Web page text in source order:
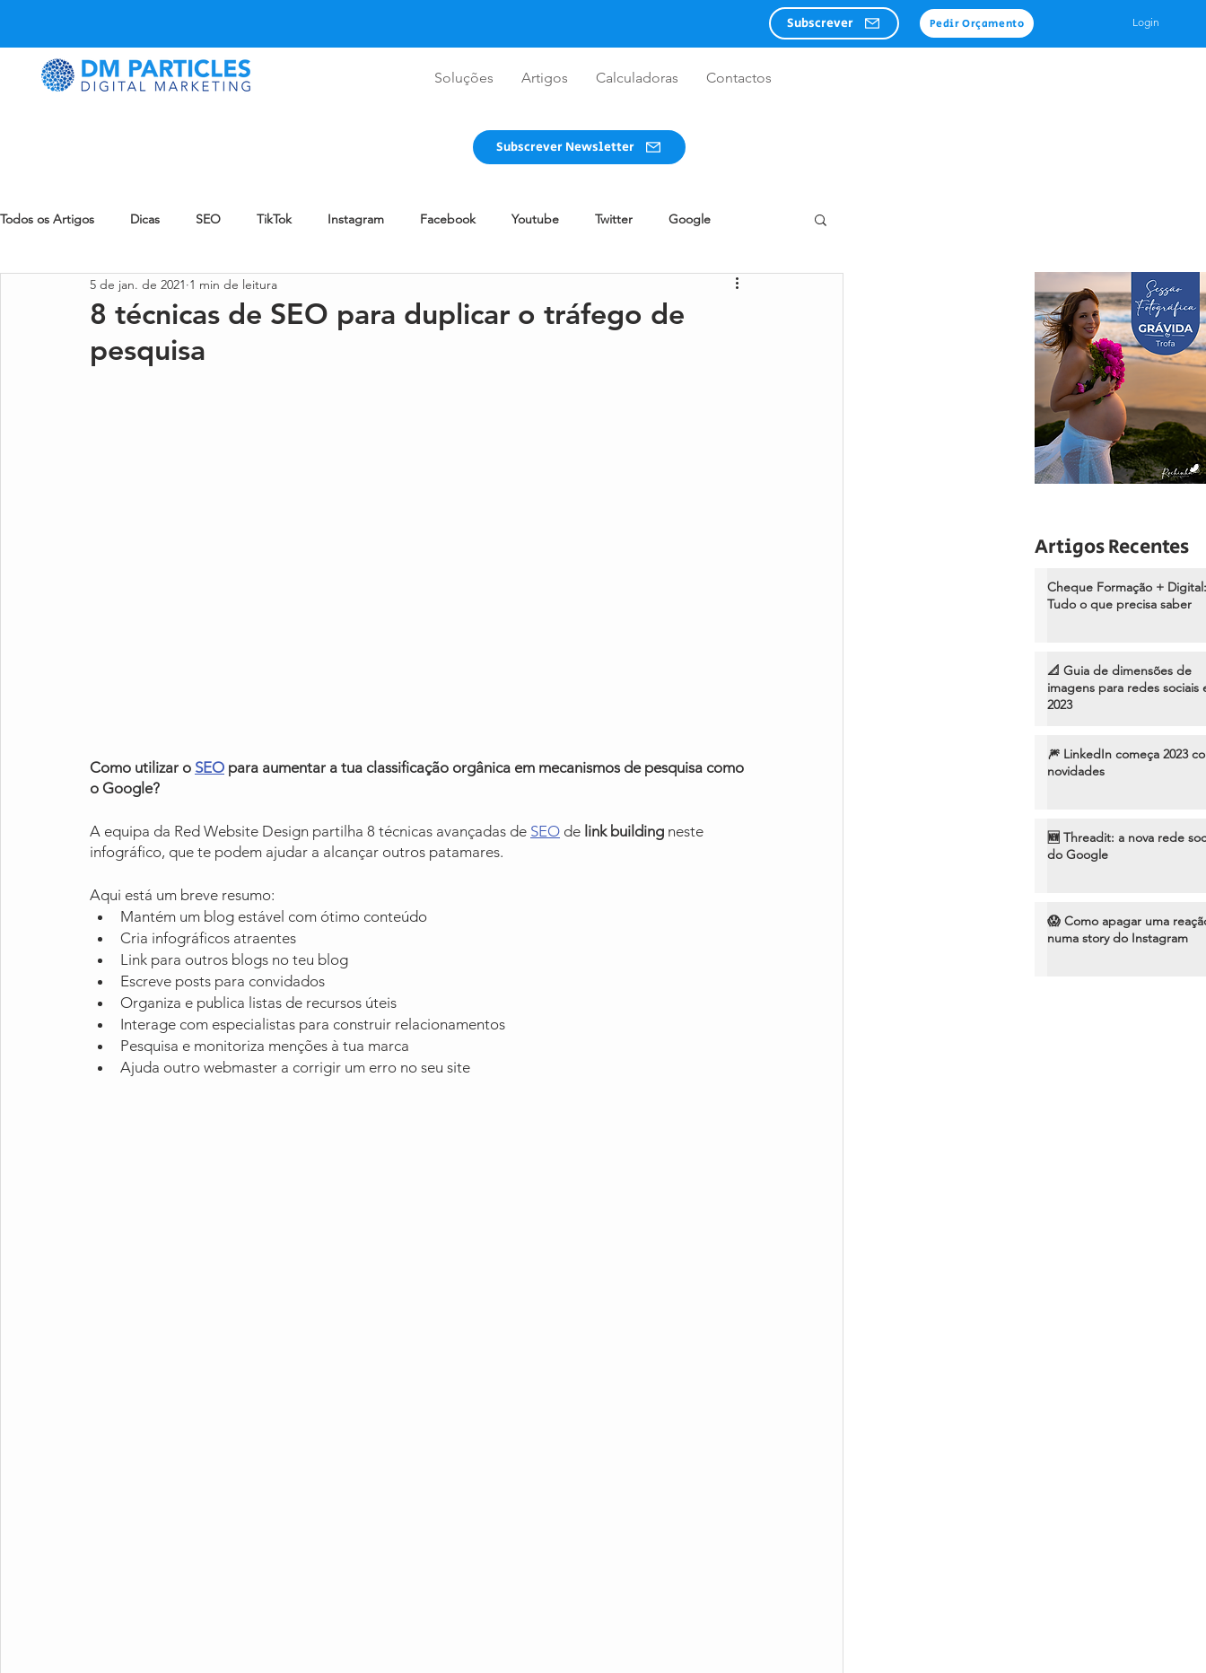
Login
Subscrever Pedir Orçamento
Soluções Artigos Calculadoras Contactos
Subscrever Newsletter
Todos os Artigos Dicas SEO TikTok Instagram Facebook Youtube Twitter Google
Snapchat Pinterest
eMail Marketing Reddit
8️ técnicas de SEO para duplicar o tráfego de
pesquisa
5 de jan. de 2021 1 min de leitura
Como utilizar o SEO para aumentar a tua classificação orgânica em mecanismos de pesquisa como
o Google?
A equipa da Red Website Design partilha 8 técnicas avançadas de SEO de link building neste
infográfico, que te podem ajudar a alcançar outros patamares.
Aqui está um breve resumo:
Mantém um blog estável com ótimo conteúdo
Cria infográficos atraentes
Link para outros blogs no teu blog
Escreve posts para convidados
Organiza e publica listas de recursos úteis
Interage com especialistas para construir relacionamentos
Pesquisa e monitoriza menções à tua marca
Ajuda outro webmaster a corrigir um erro no seu site
Artigos Recentes
Cheque Formação + Digital:
Tudo o que precisa saber
📐 Guia de dimensões de
imagens para redes sociais
2023
🎆 LinkedIn começa 2023
novidades
🆕 Threadit: a nova rede
do Google
😱 Como apagar uma
numa story do Instagram